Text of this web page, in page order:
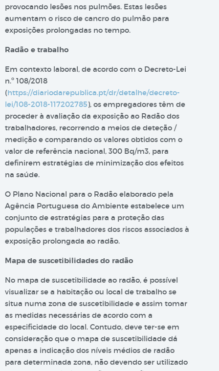
provocando lesões nos pulmões. Estas lesões
aumentam o risco de cancro do pulmão para
exposições prolongadas no tempo.
Radão e trabalho
Em contexto laboral, de acordo com o Decreto-Lei
n.º 108/2018
(https://diariodarepublica.pt/dr/detalhe/decreto-
lei/108-2018-117202785), os empregadores têm de
proceder à avaliação da exposição ao Radão dos
trabalhadores, recorrendo a meios de deteção /
medição e comparando os valores obtidos com o
valor de referência nacional, 300 Bq/m3, para
definirem estratégias de minimização dos efeitos
na saúde.
O Plano Nacional para o Radão elaborado pela
Agência Portuguesa do Ambiente estabelece um
conjunto de estratégias para a proteção das
populações e trabalhadores dos riscos associados à
exposição prolongada ao radão.
Mapa de suscetibilidades do radão
No mapa de suscetibilidade ao radão, é possível
visualizar se a habitação ou local de trabalho se
situa numa zona de suscetibilidade e assim tomar
as medidas necessárias de acordo com a
especificidade do local. Contudo, deve ter-se em
consideração que o mapa de suscetibilidade dá
apenas a indicação dos níveis médios de radão
para determinada zona, não devendo ser utilizado